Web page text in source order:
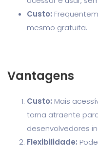
Custo:
mesmo gratuita.
Vantagens
Custo: Mais
torna atraente
desenvolvedores
Flexibilidade: